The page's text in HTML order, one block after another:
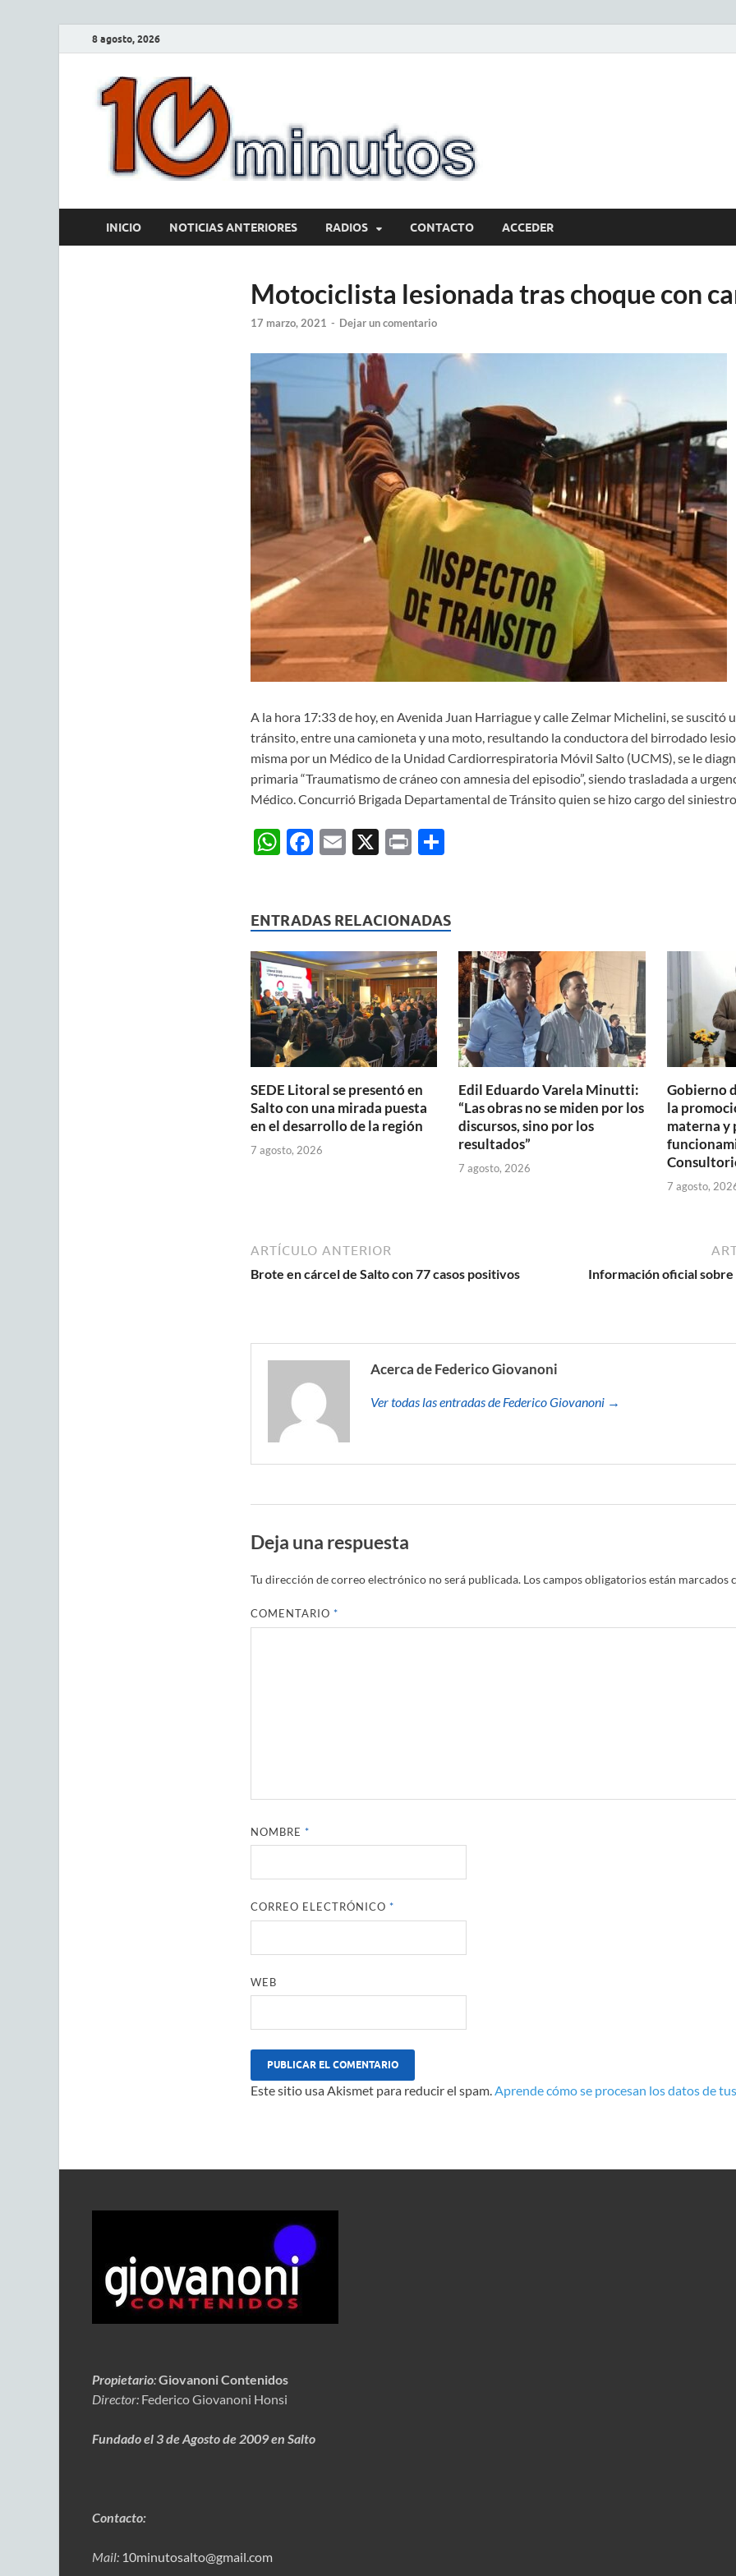
8 agosto, 2026
INICIO NOTICIAS ANTERIORES RADIOS CONTACTO ACCEDER
Motociclista lesionada tras choque con
17 marzo, 2021 - Dejar un comentario
A la hora 17:33 de hoy, en Avenida Juan Harriague y calle Zelmar Michelini, se suscitó
tránsito, entre una camioneta y una moto, resultando la conductora del birrodado
misma por un Médico de la Unidad Cardiorrespiratoria Móvil Salto (UCMS), se le
primaria “Traumatismo de cráneo con amnesia del episodio”, siendo trasladada a
Médico. Concurrió Brigada Departamental de Tránsito quien se hizo cargo del
W
s
A
p
p
F
b
o
o
k
E X P C
p
ar
ti
ENTRADAS RELACIONADAS
SEDE Litoral se presentó en
Salto con una mirada puesta
en el desarrollo de la región
7 agosto, 2026
Edil Eduardo Varela Minutti:
“Las obras no se miden por los
discursos, sino por los
resultados”
7 agosto, 2026
Gobierno
la
materna y
7 agosto,
ARTÍCULO ANTERIOR
Brote en cárcel de Salto con 77 casos positivos
Información oficial sobre
Acerca de Federico Giovanoni
Ver todas las entradas de Federico Giovanoni →
Deja una respuesta
Tu dirección de correo electrónico no será publicada. Los campos obligatorios están marcados
COMENTARIO *
NOMBRE *
CORREO ELECTRÓNICO *
WEB
Este sitio usa Akismet para reducir el spam.Aprende cómo se procesan los datos de
Propietario:Giovanoni Contenidos
Director: Federico Giovanoni Honsi
Fundado el 3 de Agosto de 2009 en Salto
Contacto:
Mail: 10minutosalto@gmail.com